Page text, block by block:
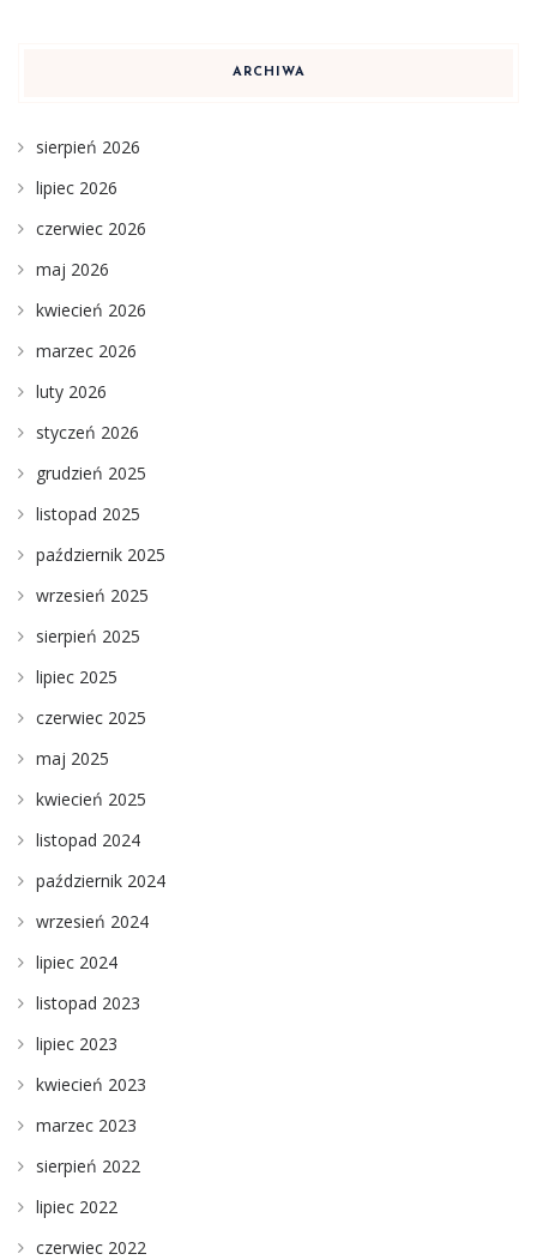
ARCHIWA
sierpień 2026
lipiec 2026
czerwiec 2026
maj 2026
kwiecień 2026
marzec 2026
luty 2026
styczeń 2026
grudzień 2025
listopad 2025
październik 2025
wrzesień 2025
sierpień 2025
lipiec 2025
czerwiec 2025
maj 2025
kwiecień 2025
listopad 2024
październik 2024
wrzesień 2024
lipiec 2024
listopad 2023
lipiec 2023
kwiecień 2023
marzec 2023
sierpień 2022
lipiec 2022
czerwiec 2022